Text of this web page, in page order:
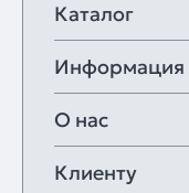
Каталог
Информация
О нас
Клиенту